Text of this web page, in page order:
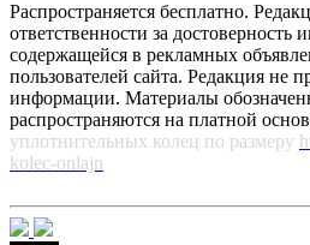
Распространяется бесплатно.
ответственности за достоверность
содержащейся в рекламных
пользователей сайта. Редакция не
информации. Материалы
распространяются на платной
уплотнительных колец по размеру
kolec-onlajn